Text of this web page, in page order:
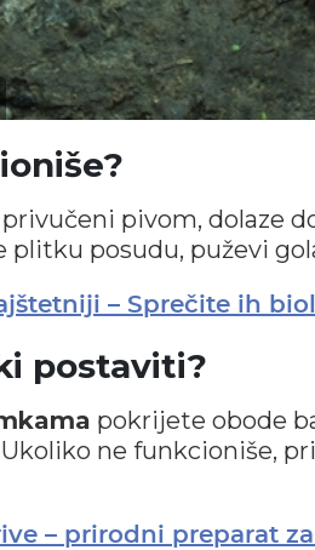
privučeni pivom, dolaze
plitku posudu, puževi
– Sprečite ih
postaviti?
pokrijete obode
ne funkcioniše,
– prirodni preparat